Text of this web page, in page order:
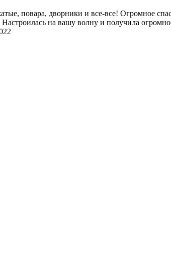
повара, дворники и все-все! Огромное
на вашу волну и получила